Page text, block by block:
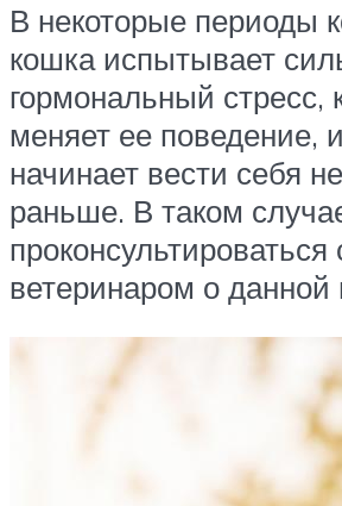
В некоторые периоды
кошка испытывает
гормональный стресс,
меняет ее поведение,
начинает вести себя
раньше. В таком
проконсультироваться
ветеринаром о данной